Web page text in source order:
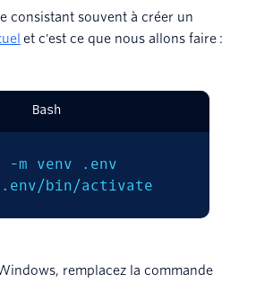
consistant souvent à créer un
et c'est ce que nous allons faire :
Bash
-m
.env/bin/activate
remplacez la commande